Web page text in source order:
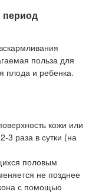
польза для
плода и ребенка.
кожи или
3 раза в сутки (на
половым
не позднее
с помощью